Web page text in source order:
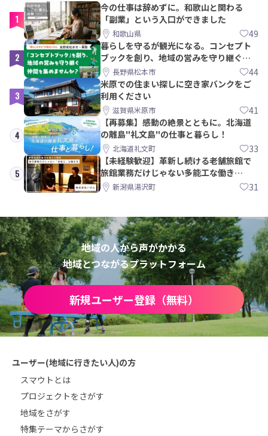
1
今の仕事は辞めずに。和歌山と関わる
「副業」という入口ができました
和歌山県 49
2
暮らしを守るが観光になる。コンセプト
ブックを創り、地域の営みを守り継ぐ仲
間を集めませんか？
長野県松本市 44
3
米原での住まい探しに空き家バンクをご
利用ください
滋賀県米原市 41
4
【再募集】感動の絶景とともに。北海道
の離島"礼文島"の仕事と暮らし！
北海道礼文町 33
5
【未経験歓迎】革新し続ける老舗旅館で
旅館業務だけじゃない多能工な働き
方。 株式会社いせん
新潟県湯沢町 31
地域の人から声がかかる
地域とつながるプラットフォーム
新規ユーザー登録（無料）
ユーザー(地域に行きたい人)の方
スマウトとは
プロジェクトをさがす
地域をさがす
特集テーマからさがす